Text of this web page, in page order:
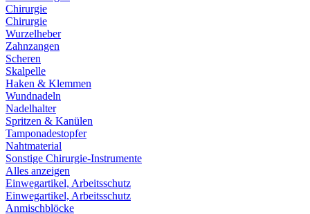
Chirurgie
Chirurgie
Wurzelheber
Zahnzangen
Scheren
Skalpelle
Haken & Klemmen
Wundnadeln
Nadelhalter
Spritzen & Kanülen
Tamponadestopfer
Nahtmaterial
Sonstige Chirurgie-Instrumente
Alles anzeigen
Einwegartikel, Arbeitsschutz
Einwegartikel, Arbeitsschutz
Anmischblöcke